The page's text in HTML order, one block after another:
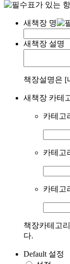
표가 있는
새책장 명
새책장 설명
책장설명은 [
새책장 카테
카테고
카테고
카테고
책장카테고
다.
Default 설정